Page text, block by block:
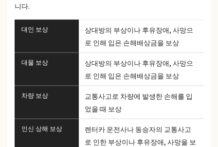
니다.
대인 보상
상대방의 부상이나 후유장애, 사망으
로 인해 입은 손해배상금을 보상
대물 보상
상대방의 부상이나 후유장애, 사망으
로 인해 입은 손해배상금을 보상
차량 보상
교통사고로 차량에 발생한 손해를 입
었을 때 보상
인신 상해 보상
렌터카 운전사나 동승자의 교통사고
로 인한 부상이나 후유장애, 사망을 보